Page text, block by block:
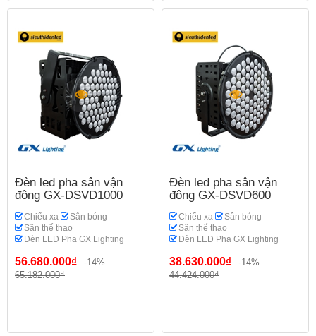
Đèn led pha sân vận
động GX-DSVD1000
Chiếu xa
Sân bóng
Sân thể thao
Đèn LED Pha GX Lighting
56.680.000₫
-14%
65.182.000₫
Đèn led pha sân vận
động GX-DSVD600
Chiếu xa
Sân bóng
Sân thể thao
Đèn LED Pha GX Lighting
38.630.000₫
-14%
44.424.000₫